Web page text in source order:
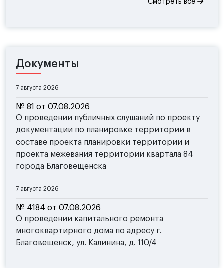
Смотреть все
Документы
7 августа 2026
№ 81 от 07.08.2026
О проведении публичных слушаний по проекту
документации по планировке территории в
составе проекта планировки территории и
проекта межевания территории квартала 84
города Благовещенска
7 августа 2026
№ 4184 от 07.08.2026
О проведении капитального ремонта
многоквартирного дома по адресу г.
Благовещенск, ул. Калинина, д. 110/4